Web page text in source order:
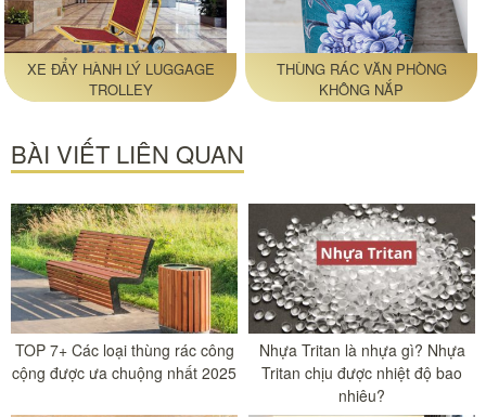
XE ĐẨY HÀNH LÝ LUGGAGE
TROLLEY
THÙNG RÁC VĂN PHÒNG
KHÔNG NẮP
BÀI VIẾT LIÊN QUAN
TOP 7+ Các loại thùng rác công
cộng được ưa chuộng nhất 2025
Nhựa Tritan là nhựa gì? Nhựa
Tritan chịu được nhiệt độ bao
nhiêu?